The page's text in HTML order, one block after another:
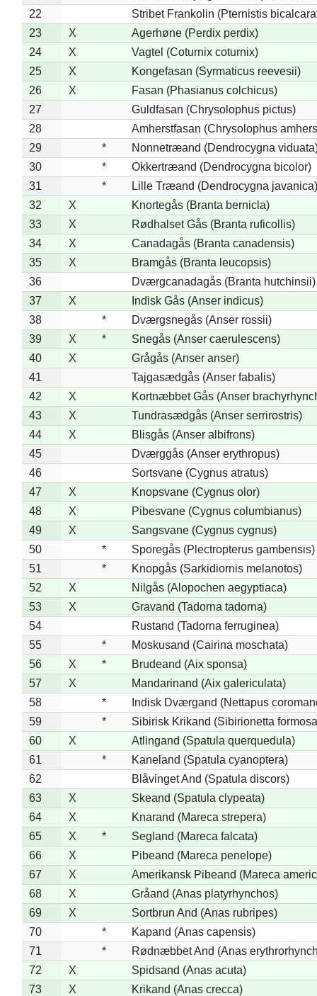
22
Stribet Frankolin (Pternistis
23
X
Agerhøne (Perdix perdix)
24
X
Vagtel (Coturnix coturnix)
25
X
Kongefasan (Syrmaticus reevesii)
26
X
Fasan (Phasianus colchicus)
27
Guldfasan (Chrysolophus pictus)
28
Amherstfasan (Chrysolophus
29
*
Nonnetræand (Dendrocygna
30
*
Okkertræand (Dendrocygna bicolor)
31
*
Lille Træand (Dendrocygna javanica)
32
X
Knortegås (Branta bernicla)
33
X
Rødhalset Gås (Branta ruficollis)
34
X
Canadagås (Branta canadensis)
35
X
Bramgås (Branta leucopsis)
36
Dværgcanadagås (Branta hutchinsii)
37
X
Indisk Gås (Anser indicus)
38
*
Dværgsnegås (Anser rossii)
39
X *
Snegås (Anser caerulescens)
40
X
Grågås (Anser anser)
41
Tajgasædgås (Anser fabalis)
42
X
Kortnæbbet Gås (Anser
43
X
Tundrasædgås (Anser serrirostris)
44
X
Blisgås (Anser albifrons)
45
Dværggås (Anser erythropus)
46
Sortsvane (Cygnus atratus)
47
X
Knopsvane (Cygnus olor)
48
X
Pibesvane (Cygnus columbianus)
49
X
Sangsvane (Cygnus cygnus)
50
*
Sporegås (Plectropterus gambensis)
51
*
Knopgås (Sarkidiornis melanotos)
52
X
Nilgås (Alopochen aegyptiaca)
53
X
Gravand (Tadorna tadorna)
54
Rustand (Tadorna ferruginea)
55
*
Moskusand (Cairina moschata)
56
X *
Brudeand (Aix sponsa)
57
X
Mandarinand (Aix galericulata)
58
*
Indisk Dværgand (Nettapus
59
*
Sibirisk Krikand (Sibirionetta
60
X
Atlingand (Spatula querquedula)
61
*
Kaneland (Spatula cyanoptera)
62
Blåvinget And (Spatula discors)
63
X
Skeand (Spatula clypeata)
64
X
Knarand (Mareca strepera)
65
X *
Segland (Mareca falcata)
66
X
Pibeand (Mareca penelope)
67
X
Amerikansk Pibeand (Mareca
68
X
Gråand (Anas platyrhynchos)
69
X
Sortbrun And (Anas rubripes)
70
*
Kapand (Anas capensis)
71
*
Rødnæbbet And (Anas
72
X
Spidsand (Anas acuta)
73
X
Krikand (Anas crecca)